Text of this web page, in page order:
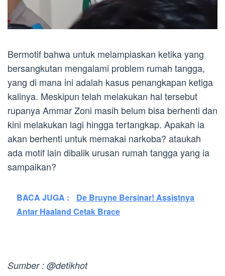
Bermotif bahwa untuk melampiaskan ketika yang
bersangkutan mengalami problem rumah tangga,
yang di mana ini adalah kasus penangkapan ketiga
kalinya. Meskipun telah melakukan hal tersebut
rupanya Ammar Zoni masih belum bisa berhenti dan
kini melakukan lagi hingga tertangkap. Apakah ia
akan berhenti untuk memakai narkoba? ataukah
ada motif lain dibalik urusan rumah tangga yang ia
sampaikan?
BACA JUGA :
De Bruyne Bersinar! Assistnya
Antar Haaland Cetak Brace
Sumber : @detikhot